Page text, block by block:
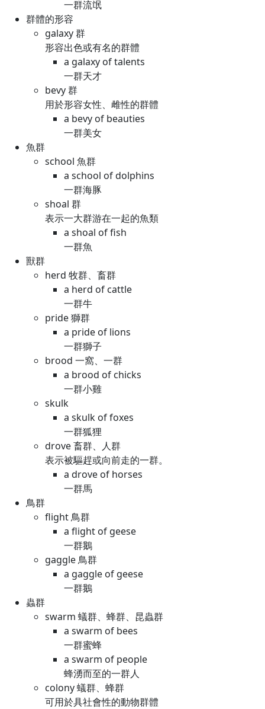
一群流氓
群體的形容
galaxy 群
形容出色或有名的群體
a galaxy of talents
一群天才
bevy 群
用於形容女性、雌性的群體
a bevy of beauties
一群美女
魚群
school 魚群
a school of dolphins
一群海豚
shoal 群
表示一大群游在一起的魚類
a shoal of fish
一群魚
獸群
herd 牧群、畜群
a herd of cattle
一群牛
pride 獅群
a pride of lions
一群獅子
brood 一窩、一群
a brood of chicks
一群小雞
skulk
a skulk of foxes
一群狐狸
drove 畜群、人群
表示被驅趕或向前走的一群。
a drove of horses
一群馬
鳥群
flight 鳥群
a flight of geese
一群鵝
gaggle 鳥群
a gaggle of geese
一群鵝
蟲群
swarm 蟻群、蜂群、昆蟲群
a swarm of bees
一群蜜蜂
a swarm of people
蜂湧而至的一群人
colony 蟻群、蜂群
可用於具社會性的動物群體